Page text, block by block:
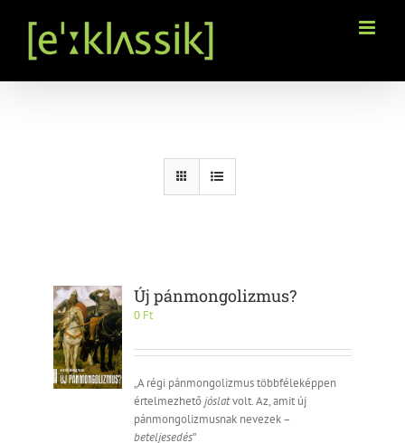
Új pánmongolizmus?
0 Ft
„A régi pánmongolizmus többféleképpen
értelmezhetőjóslatvolt. Az, amit új
pánmongolizmusnak nevezek –
beteljesedés”